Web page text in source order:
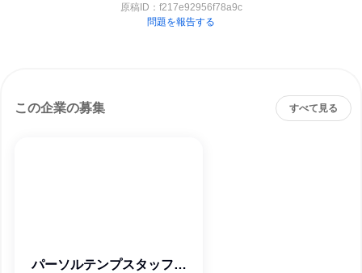
原稿ID： f217e92956f78a9c
問題を報告する
この企業の募集 すべて見る
パーソルテンプスタッフ株